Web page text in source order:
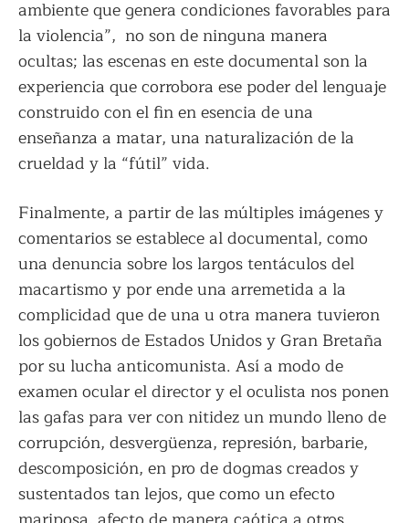
ambiente que genera condiciones favorables para
la violencia”, no son de ninguna manera
ocultas; las escenas en este documental son la
experiencia que corrobora ese poder del lenguaje
construido con el fin en esencia de una
enseñanza a matar, una naturalización de la
crueldad y la “fútil” vida.
Finalmente, a partir de las múltiples imágenes y
comentarios se establece al documental, como
una denuncia sobre los largos tentáculos del
macartismo y por ende una arremetida a la
complicidad que de una u otra manera tuvieron
los gobiernos de Estados Unidos y Gran Bretaña
por su lucha anticomunista. Así a modo de
examen ocular el director y el oculista nos ponen
las gafas para ver con nitidez un mundo lleno de
corrupción, desvergüenza, represión, barbarie,
descomposición, en pro de dogmas creados y
sustentados tan lejos, que como un efecto